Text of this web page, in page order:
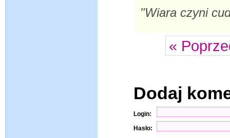
"Wiara czyni
«
Dodaj
Login:
Hasło: